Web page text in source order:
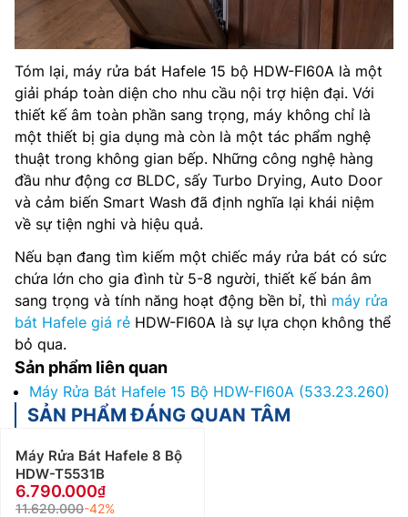
Tóm lại, máy rửa bát Hafele 15 bộ HDW-FI60A là một
giải pháp toàn diện cho nhu cầu nội trợ hiện đại. Với
thiết kế âm toàn phần sang trọng, máy không chỉ là
một thiết bị gia dụng mà còn là một tác phẩm nghệ
thuật trong không gian bếp. Những công nghệ hàng
đầu như động cơ BLDC, sấy Turbo Drying, Auto Door
và cảm biến Smart Wash đã định nghĩa lại khái niệm
về sự tiện nghi và hiệu quả.
Nếu bạn đang tìm kiếm một chiếc máy rửa bát có sức
chứa lớn cho gia đình từ 5-8 người, thiết kế bán âm
sang trọng và tính năng hoạt động bền bỉ, thì máy rửa
bát Hafele giá rẻ HDW-FI60A là sự lựa chọn không thể
bỏ qua.
Sản phẩm liên quan
Máy Rửa Bát Hafele 15 Bộ HDW-FI60A (533.23.260)
SẢN PHẨM ĐÁNG QUAN TÂM
Máy Rửa Bát Hafele 8 Bộ
HDW-T5531B
6.790.000
11.620.000-42%